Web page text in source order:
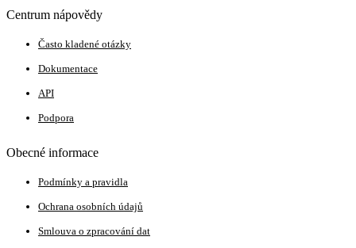
Centrum nápovědy
Často kladené otázky
Dokumentace
API
Podpora
Obecné informace
Podmínky a pravidla
Ochrana osobních údajů
Smlouva o zpracování dat